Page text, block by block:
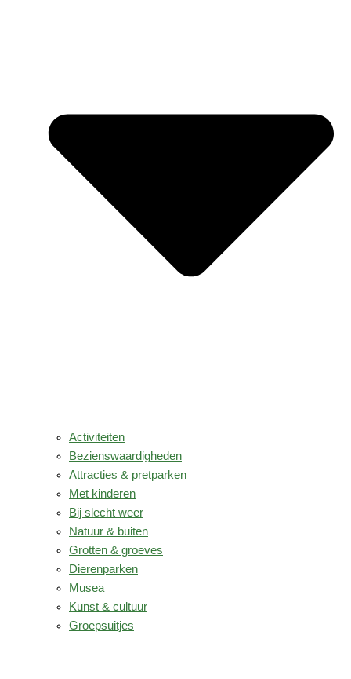
Activiteiten
Bezienswaardigheden
Attracties & pretparken
Met kinderen
Bij slecht weer
Natuur & buiten
Grotten & groeves
Dierenparken
Musea
Kunst & cultuur
Groepsuitjes